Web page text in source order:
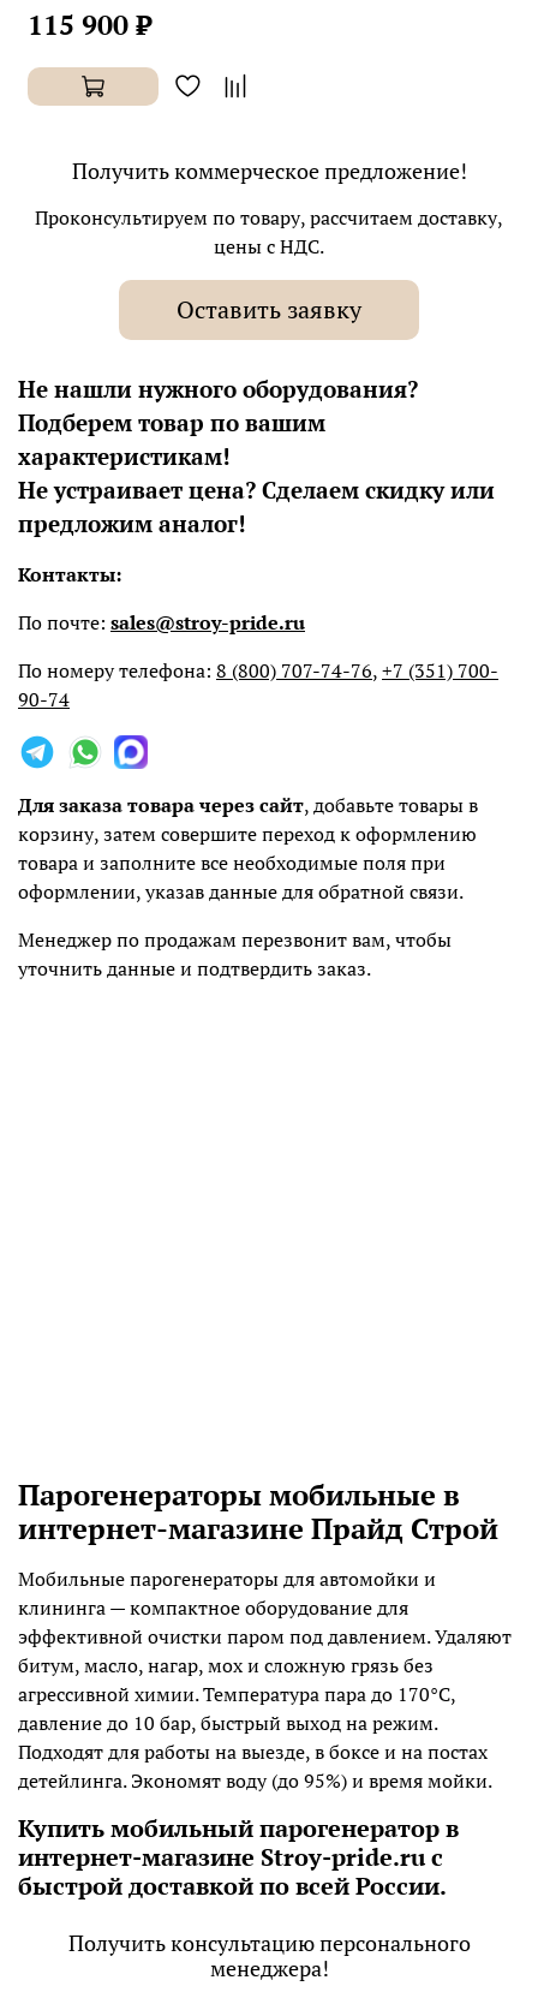
115 900 ₽
Получить коммерческое предложение!
Проконсультируем по товару, рассчитаем доставку,
цены с НДС.
Оставить заявку
Не нашли нужного оборудования?
Подберем товар по вашим
характеристикам!
Не устраивает цена? Сделаем скидку или
предложим аналог!
Контакты:
По почте: sales@stroy-pride.ru
По номеру телефона: 8 (800) 707-74-76,+7 (351) 700-
90-74
Для заказа товара через сайт, добавьте товары в
корзину, затем совершите переход к оформлению
товара и заполните все необходимые поля при
оформлении, указав данные для обратной связи.
Менеджер по продажам перезвонит вам, чтобы
уточнить данные и подтвердить заказ.
Парогенераторы мобильные в
интернет-магазине Прайд Строй
Мобильные парогенераторы для автомойки и
клининга — компактное оборудование для
эффективной очистки паром под давлением. Удаляют
битум, масло, нагар, мох и сложную грязь без
агрессивной химии. Температура пара до 170°C,
давление до 10 бар, быстрый выход на режим.
Подходят для работы на выезде, в боксе и на постах
детейлинга. Экономят воду (до 95%) и время мойки.
Купить мобильный парогенератор в
интернет-магазине Stroy-pride.ru с
быстрой доставкой по всей России.
Получить консультацию персонального
менеджера!